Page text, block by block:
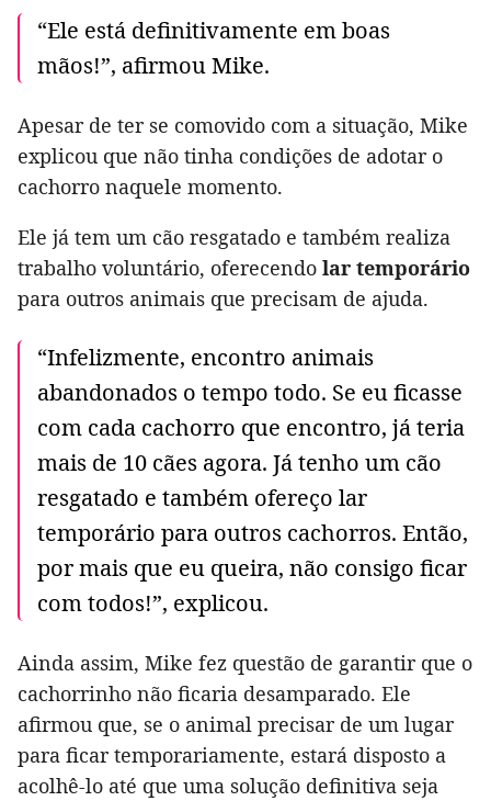
“Ele está definitivamente em boas
mãos!”, afirmou Mike.
Apesar de ter se comovido com a situação, Mike
explicou que não tinha condições de adotar o
cachorro naquele momento.
Ele já tem um cão resgatado e também realiza
trabalho voluntário, oferecendo lar temporário
para outros animais que precisam de ajuda.
“Infelizmente, encontro animais
abandonados o tempo todo. Se eu ficasse
com cada cachorro que encontro, já teria
mais de 10 cães agora. Já tenho um cão
resgatado e também ofereço lar
temporário para outros cachorros. Então,
por mais que eu queira, não consigo ficar
com todos!”, explicou.
Ainda assim, Mike fez questão de garantir que o
cachorrinho não ficaria desamparado. Ele
afirmou que, se o animal precisar de um lugar
para ficar temporariamente, estará disposto a
acolhê-lo até que uma solução definitiva seja